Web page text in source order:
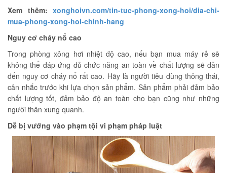
Xem thêm: xonghoivn.com/tin-tuc-phong-xong-hoi/dia-chi-
mua-phong-xong-hoi-chinh-hang
Nguy cơ cháy nổ cao
Trong phòng xông hơi nhiệt độ cao, nếu bạn mua máy rẻ sẽ
không thể đáp ứng đủ chức năng an toàn về chất lượng sẽ dẫn
đến nguy cơ cháy nổ rất cao. Hãy là người tiêu dùng thông thái,
cân nhắc trước khi lựa chọn sản phẩm. Sản phẩm phải đảm bảo
chất lượng tốt, đảm bảo độ an toàn cho bạn cũng như những
người thân xung quanh.
Dễ bị vướng vào phạm tội vi phạm pháp luật